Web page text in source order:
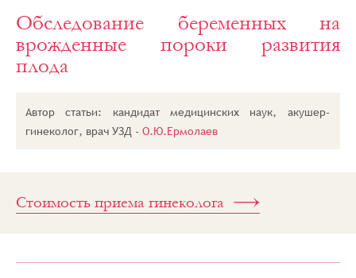
Гинекологическая
клиника -
«Курортная
клиника женского
здоровья»
беременных
врожденные
Обследование беременных на
врожденные пороки развития
плода
Автор статьи: кандидат медицинских наук, акушер-
гинеколог, врач УЗД -О.Ю.Ермолаев
Стоимость приема гинеколога